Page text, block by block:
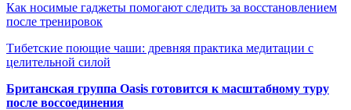
Как носимые гаджеты помогают следить за восстановлением
после тренировок
Тибетские поющие чаши: древняя практика медитации с
целительной силой
Британская группа Oasis готовится к масштабному туру
после воссоединения